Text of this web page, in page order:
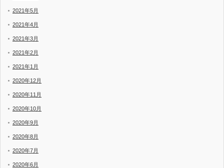
2021年5月
2021年4月
2021年3月
2021年2月
2021年1月
2020年12月
2020年11月
2020年10月
2020年9月
2020年8月
2020年7月
2020年6月